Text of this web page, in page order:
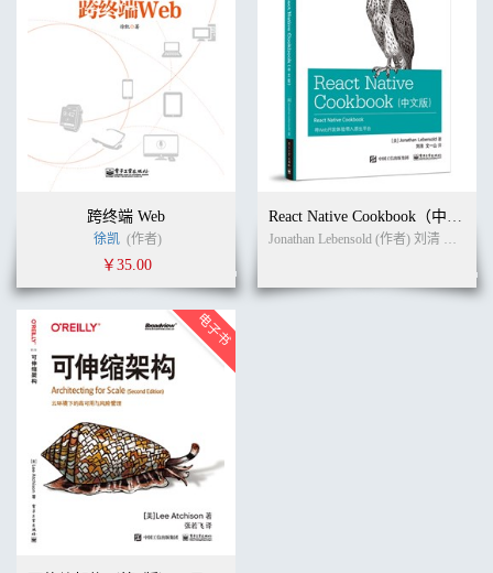
跨终端 Web
徐凯 (作者)
￥35.00
React Native Cookbook（中文版）
Jonathan Lebensold (作者) 刘清 文一山 (译者)